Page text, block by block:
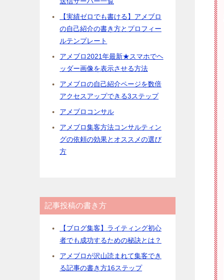
【実績ゼロでも書ける】アメブロ
の自己紹介の書き方とプロフィー
ルテンプレート
アメブロ2021年最新★スマホでヘ
ッダー画像を表示させる方法
アメブロの自己紹介ページを数倍
アクセスアップできる3ステップ
アメブロコンサル
アメブロ集客方法コンサルティン
グの依頼の効果とオススメの選び
方
記事投稿の書き方
【ブログ集客】ライティング初心
者でも成功するための秘訣とは？
アメブロが沢山読まれて集客でき
る記事の書き方16ステップ